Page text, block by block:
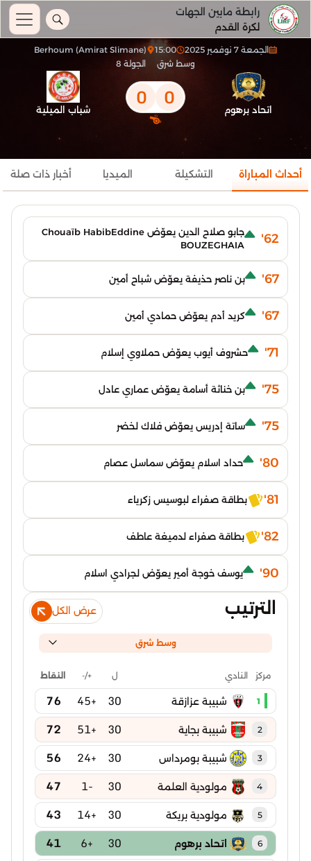
رابطة مابين الجهات
لكرة القدم
الجمعة 7 نوفمبر 2025 15:00
Berhoum (Amirat Slimane)
وسط شرق
الجولة 8
اتحاد برهوم 0
0 شباب الميلية
أحداث المباراة التشكيلة الميديا أخبار ذات صلة
62'
جابو صلاح الدين يعوّض Chouaïb HabibEddine
BOUZEGHAIA
67' بن ناصر حذيفة يعوّض شباح أمين
67' كريد أدم يعوّض حمادي أمين
71' حشروف أيوب يعوّض حملاوي إسلام
75' بن خناثة أسامة يعوّض عماري عادل
75' ساتة إدريس يعوّض فلاك لخضر
80' حداد اسلام يعوّض سماسل عصام
81' بطاقة صفراء لبوسيس زكرياء
82' بطاقة صفراء لدميغة عاطف
90' يوسف خوجة أمير يعوّض لجرادي اسلام
الترتيب عرض الكل
وسط شرق
مركز النادي ل +/- النقاط
1 شبيبة عزازقة 30
+45
76
2 شبيبة بجاية 30
+51
72
3 شبيبة بومرداس 30
+24
56
4 مولودية العلمة 30
-1
47
5 مولودية بريكة 30
+14
43
6 اتحاد برهوم 30
+6
41